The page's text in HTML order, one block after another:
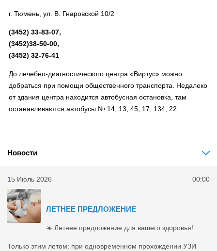
г. Тюмень, ул. В. Гнаровской 10/2
(3452) 33-83-07,
(3452)38-50-00,
(3452) 32-76-41
До лечебно-диагностического центра «Виртус» можно
добраться при помощи общественного транспорта. Недалеко
от здания центра находится автобусная остановка, там
останавливаются автобусы № 14, 13, 45, 17, 134, 22.
Новости
15 Июль 2026 00:00
ЛЕТНЕЕ ПРЕДЛОЖЕНИЕ
☀️ Летнее предложение для вашего здоровья!
Только этим летом: при одновременном прохождении УЗИ